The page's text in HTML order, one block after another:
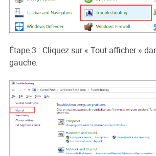
Étape 3 : Cliquez sur « Tout afficher »
gauche.